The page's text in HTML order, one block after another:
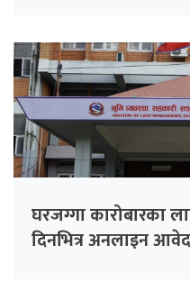
घरजग्गा कारोबारका
दिनभित्र अनलाइन